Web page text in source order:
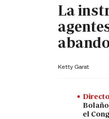
La
Ketty Garat
Directo
el